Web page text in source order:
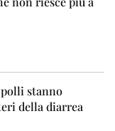
stanno
della diarrea